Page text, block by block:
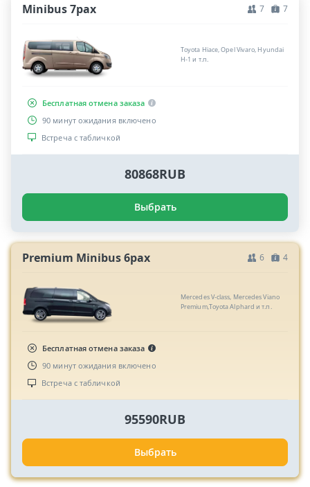
Minibus 7pax 7 7
Toyota Hiace, Opel Vivaro, Hyundai
H-1 и т.п.
Бесплатная отмена заказа
90 минут ожидания включено
Встреча с табличкой
80868RUB
Выбрать
Premium Minibus 6pax 6 4
Mercedes V-class, Mercedes Viano
Premium,Toyota Alphard и т.п.
Бесплатная отмена заказа
90 минут ожидания включено
Встреча с табличкой
95590RUB
Выбрать